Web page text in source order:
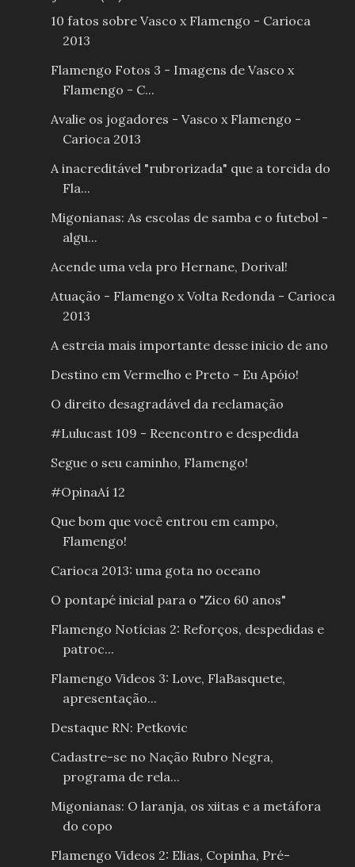
10 fatos sobre Vasco x Flamengo - Carioca
2013
Flamengo Fotos 3 - Imagens de Vasco x
Flamengo - C...
Avalie os jogadores - Vasco x Flamengo -
Carioca 2013
A inacreditável "rubrorizada" que a torcida do
Fla...
Migonianas: As escolas de samba e o futebol -
algu...
Acende uma vela pro Hernane, Dorival!
Atuação - Flamengo x Volta Redonda - Carioca
2013
A estreia mais importante desse inicio de ano
Destino em Vermelho e Preto - Eu Apóio!
O direito desagradável da reclamação
#Lulucast 109 - Reencontro e despedida
Segue o seu caminho, Flamengo!
#OpinaAí 12
Que bom que você entrou em campo,
Flamengo!
Carioca 2013: uma gota no oceano
O pontapé inicial para o "Zico 60 anos"
Flamengo Notícias 2: Reforços, despedidas e
patroc...
Flamengo Videos 3: Love, FlaBasquete,
apresentação...
Destaque RN: Petkovic
Cadastre-se no Nação Rubro Negra,
programa de rela...
Migonianas: O laranja, os xiitas e a metáfora
do copo
Flamengo Videos 2: Elias, Copinha, Pré-